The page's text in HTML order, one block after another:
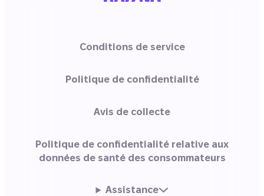
Conditions de service
Politique de confidentialité
Avis de collecte
Politique de confidentialité relative aux
données de santé des consommateurs
Assistance